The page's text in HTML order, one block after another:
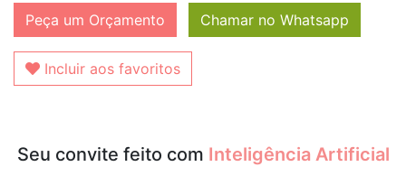
Peça um Orçamento Chamar no Whatsapp
Incluir aos favoritos
Seu convite feito com Inteligência Artificial